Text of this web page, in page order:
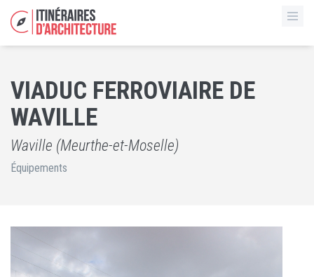
VIADUC FERROVIAIRE DE
WAVILLE
Waville (Meurthe-et-Moselle)
Équipements